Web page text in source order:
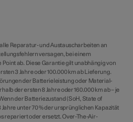
Reparatur- und Austauscharbeiten an
versagen, bei einem
ab. Diese Garantie gilt unabhängig von
3 Jahre oder 100.000 km ab Lieferung.
der Batterieleistung oder Material-
der ersten 8 Jahre oder 160.000 km ab – je
der Batteriezustand (SoH, State of
unter 70 % der ursprünglichen Kapazität
repariert oder ersetzt. Over-The-Air-